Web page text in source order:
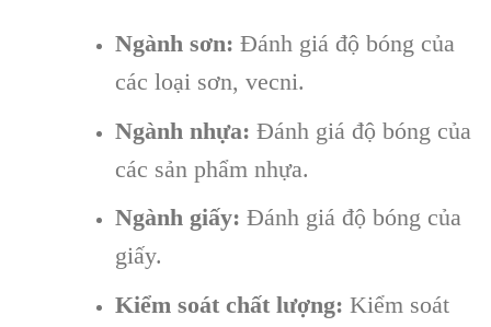
Ngành sơn: Đánh giá độ bóng của
các loại sơn, vecni.
Ngành nhựa: Đánh giá độ bóng của
các sản phẩm nhựa.
Ngành giấy: Đánh giá độ bóng của
giấy.
Kiểm soát chất lượng: Kiểm soát